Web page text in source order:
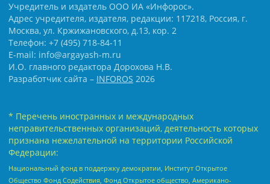
Учредитель и издатель ООО ИА «Инфорос».
Адрес учредителя, издателя, редакции: 117218, Россия, г.
Москва, ул. Кржижановского, д.13, кор. 2
Телефон: +7 (495) 718-84-11
E-mail: info@argayash-m.ru
И.О. главного редактора Дорохова Н.В.
Разработчик сайта – INFOROS 2026
* Перечень иностранных и международных
неправительственных организаций, деятельность которых
признана нежелательной на территории Российской
Федерации:
Национальный фонд в поддержку демократии, Институт Открытое
Общество Фонд Содействия, Фонд Открытое общество, Американо-